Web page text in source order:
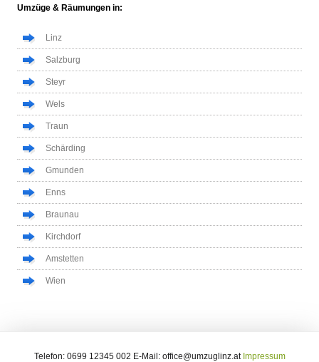
Umzüge & Räumungen in:
Linz
Salzburg
Steyr
Wels
Traun
Schärding
Gmunden
Enns
Braunau
Kirchdorf
Amstetten
Wien
Telefon: 0699 12345 002 E-Mail: office@umzuglinz.at Impressum